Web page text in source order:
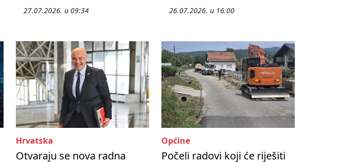
27.07.2026. u 09:34 26.07.2026. u 16:00
Hrvatska
Otvaraju se nova radna
Općine
Počeli radovi koji će riješiti